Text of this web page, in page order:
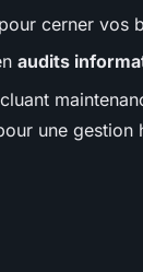
cerner vos
audits
une gestion